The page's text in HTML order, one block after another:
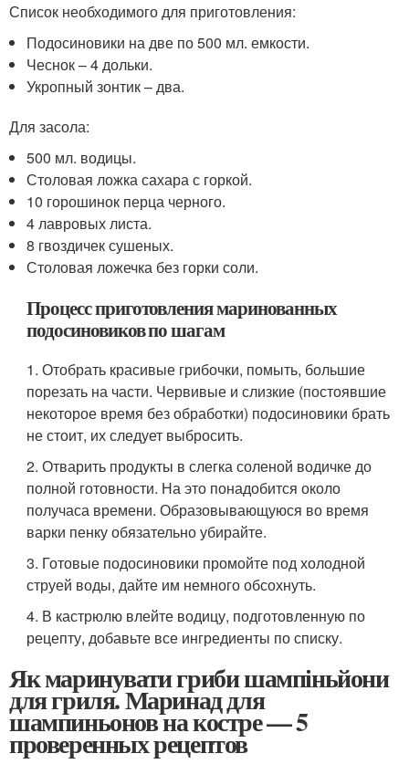
Список необходимого для приготовления:
Подосиновики на две по 500 мл. емкости.
Чеснок – 4 дольки.
Укропный зонтик – два.
Для засола:
500 мл. водицы.
Столовая ложка сахара с горкой.
10 горошинок перца черного.
4 лавровых листа.
8 гвоздичек сушеных.
Столовая ложечка без горки соли.
Процесс приготовления маринованных
подосиновиков по шагам
1. Отобрать красивые грибочки, помыть, большие
порезать на части. Червивые и слизкие (постоявшие
некоторое время без обработки) подосиновики брать
не стоит, их следует выбросить.
2. Отварить продукты в слегка соленой водичке до
полной готовности. На это понадобится около
получаса времени. Образовывающуюся во время
варки пенку обязательно убирайте.
3. Готовые подосиновики промойте под холодной
струей воды, дайте им немного обсохнуть.
4. В кастрюлю влейте водицу, подготовленную по
рецепту, добавьте все ингредиенты по списку.
Як маринувати гриби шампіньйони
для гриля. Маринад для
шампиньонов на костре — 5
проверенных рецептов